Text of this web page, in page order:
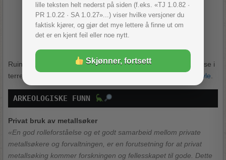
Bilde 4 – En annen side av selve møllebygget.
Ruinene etter hovedhuset, driftsbygning og en mølle er lett å se i
terrenget. Møllesteinen ligger i dag på Mari Kirke,
se egen tavle
ARKEOLOGISKE FUNN
Privat bruk av metallsøker
«En god rolleforståelse og et godt samarbeid mellom private
metallsøkere og forvaltningen, er en forutsetning for at privat
metallsøking kommer forskningen og fellesskapet til gode. Dette
lille teksten helt nederst på siden (f.eks. «TJ 1.0.82 ·
PR 1.0.22 · SA 1.0.27»...) viser hvilke versjoner du
faktisk kjører, og gjør det mye lettere å finne ut om
det er en kjent feil eller noe nytt.
Skjønner, fortsett